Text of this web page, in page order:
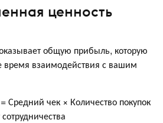
ценность
общую прибыль, которую
время взаимодействия с вашим
Средний чек × Количество покупок